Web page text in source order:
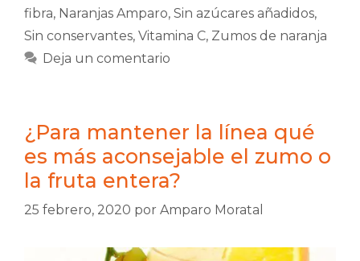
fibra, Naranjas Amparo, Sin azúcares añadidos,
Sin conservantes, Vitamina C, Zumos de naranja
Deja un comentario
¿Para mantener la línea qué
es más aconsejable el zumo o
la fruta entera?
25 febrero, 2020 por Amparo Moratal